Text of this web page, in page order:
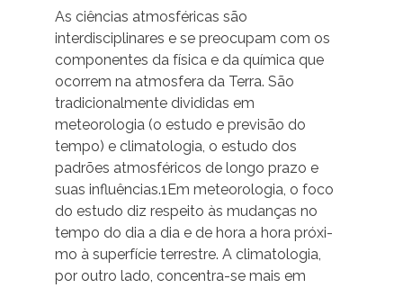
As ciências atmosféricas são
interdisciplinares e se preocupam com os
componentes da física e da química que
ocorrem na atmosfera da Terra. São
tradicionalmente divididas em
meteorologia (o estudo e previsão do
tempo) e climatologia, o estudo dos
padrões atmosféricos de longo prazo e
suas influências.1Em meteorologia, o foco
do estudo diz respeito às mudanças no
tempo do dia a dia e de hora a hora próxi-
mo à superfície terrestre. A climatologia,
por outro lado, concentra-se mais em